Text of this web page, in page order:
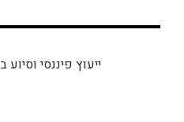
ייעוץ פיננסי